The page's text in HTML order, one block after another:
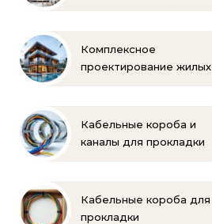
Комплексное
проектирование жилых
Кабельные короба и
каналы для прокладки
Кабельные короба для
прокладки